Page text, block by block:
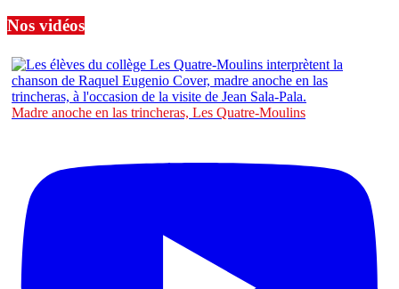
Nos vidéos
Madre anoche en las trincheras, Les Quatre-Moulins